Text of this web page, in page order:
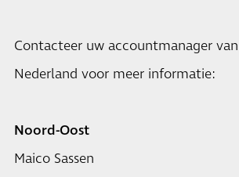
Contacteer uw accountmanager
Nederland voor meer informatie:
Noord-Oost
Maico Sassen